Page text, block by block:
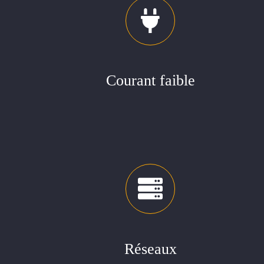
Courant faible
Réseaux